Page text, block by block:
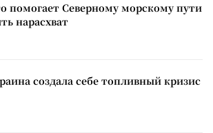
помогает Северному морскому пути
нарасхват
создала себе топливный кризис